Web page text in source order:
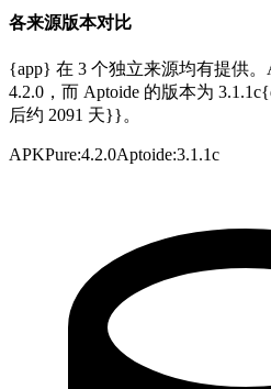
各来源版本对比
{app} 在 3 个独立来源均有提供
4.2.0，而 Aptoide 的版本为
后约 2091 天}}。
APKPure:4.2.0Aptoide:3.1.1c